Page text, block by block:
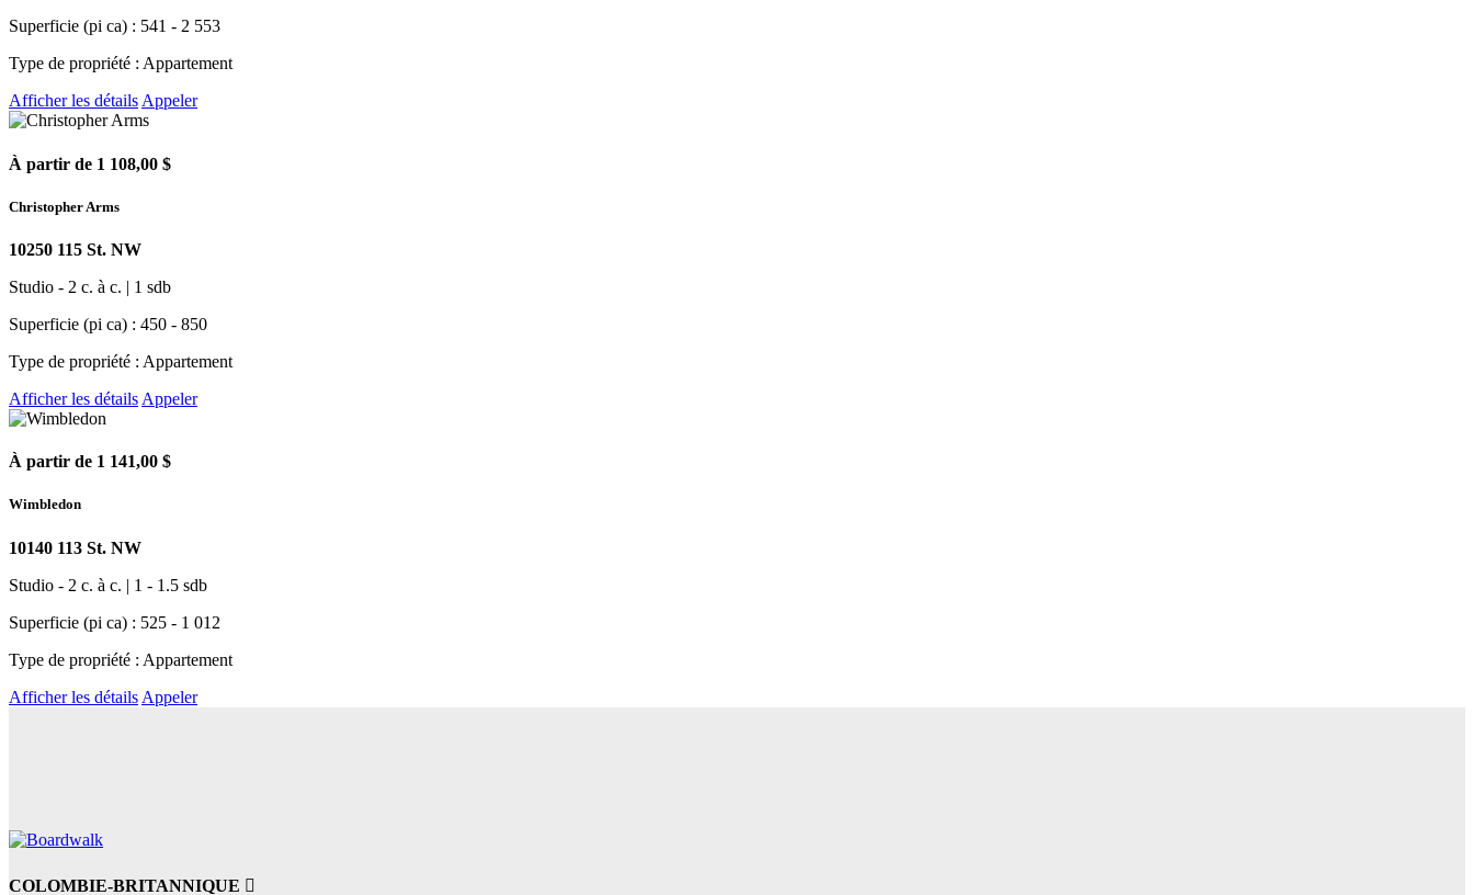
Superficie (pi ca) : 541 - 2 553
Type de propriété : Appartement
Afficher les détails Appeler
À partir de 1 108,00 $
Christopher Arms
10250 115 St. NW
Studio - 2 c. à c. | 1 sdb
Superficie (pi ca) : 450 - 850
Type de propriété : Appartement
Afficher les détails Appeler
À partir de 1 141,00 $
Wimbledon
10140 113 St. NW
Studio - 2 c. à c. | 1 - 1.5 sdb
Superficie (pi ca) : 525 - 1 012
Type de propriété : Appartement
Afficher les détails Appeler
COLOMBIE-BRITANNIQUE